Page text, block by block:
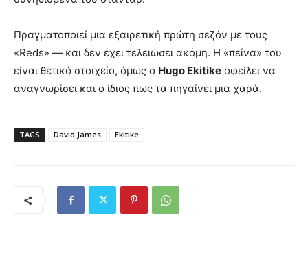
Πραγματοποιεί μια εξαιρετική πρώτη σεζόν με τους
«Reds» — και δεν έχει τελειώσει ακόμη. Η «πείνα» του
είναι θετικό στοιχείο, όμως ο Hugo Ekitike οφείλει να
αναγνωρίσει και ο ίδιος πως τα πηγαίνει μια χαρά.
TAGS David James Ekitike